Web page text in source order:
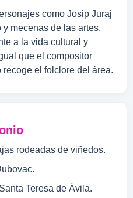
como Josip Juraj
mecenas de las artes,
a la vida cultural y
que el compositor
el folclore del área.
rodeadas de viñedos.
Teresa de Ávila.